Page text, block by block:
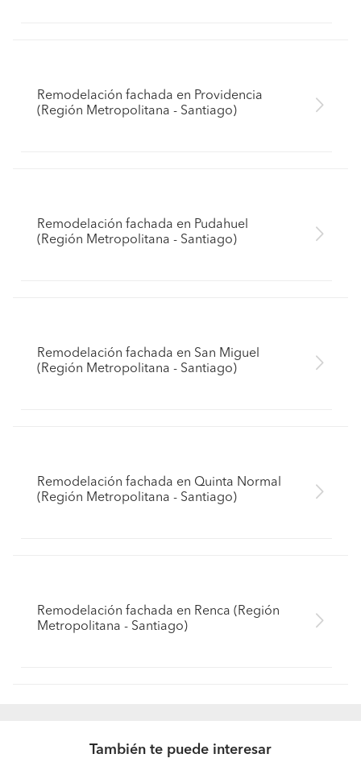
Remodelación fachada en Providencia
(Región Metropolitana - Santiago)
Remodelación fachada en Pudahuel
(Región Metropolitana - Santiago)
Remodelación fachada en San Miguel
(Región Metropolitana - Santiago)
Remodelación fachada en Quinta Normal
(Región Metropolitana - Santiago)
Remodelación fachada en Renca (Región
Metropolitana - Santiago)
También te puede interesar